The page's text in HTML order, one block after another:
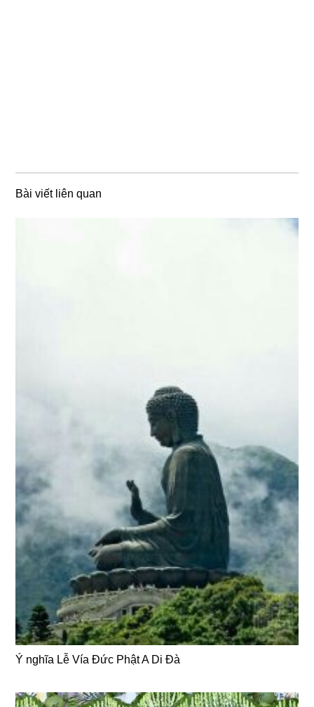
Bài viết liên quan
Ý nghĩa Lễ Vía Đức Phật A Di Đà